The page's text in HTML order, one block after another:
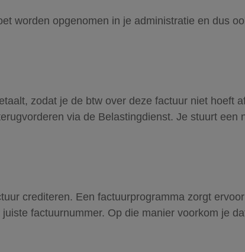
worden opgenomen in je administratie en dus
zodat je de btw over deze factuur niet hoeft
via de Belastingdienst. Je stuurt een
crediteren. Een factuurprogramma zorgt
factuurnummer. Op die manier voorkom je